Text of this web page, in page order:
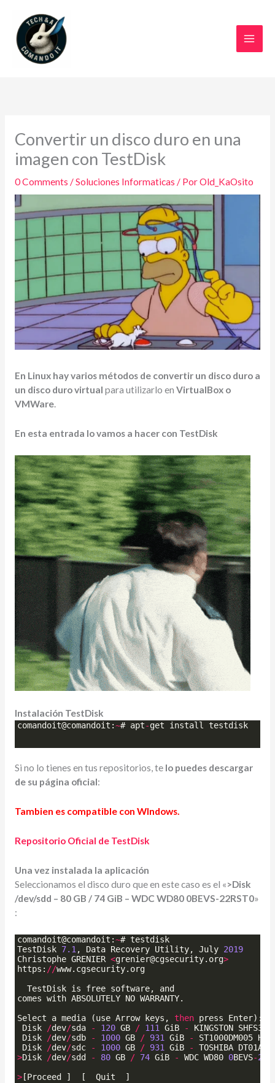
contenido
Convertir un disco duro en una
imagen con TestDisk
0 Comments /Soluciones Informaticas / PorOld_KaOsito
En Linux hay varios métodos de convertir un disco duro a
un disco duro virtual para utilizarlo en VirtualBox o
VMWare.
En esta entrada lo vamos a hacer con TestDisk
Instalación TestDisk
comandoit@comandoit :~# apt-get install testdisk
Si no lo tienes en tus repositorios, te lo puedes descargar
de su página oficial:
Tambien es compatible con WIndows.
Repositorio Oficial de TestDisk
Una vez instalada la aplicación
Seleccionamos el disco duro que en este caso es el «>Disk
/dev/sdd – 80 GB / 74 GiB – WDC WD80 0BEVS-22RST0»
:
comandoit@comandoit :~# testdisk
TestDisk 7.1, Data Recovery Utility, July 2019
Christophe GRENIER <grenier@cgsecurity. org>
https : //www. cgsecurity. org
TestDisk is free software, and
comes with ABSOLUTELY NO WARRANTY.
Select
a media (use Arrow keys , then press Enter) :
Disk /dev/sda - 120 GB / 111 GiB - KINGSTON
Disk /dev/sdb - 1000 GB / 931 GiB - ST1000DM005
Disk /dev/sdc - 1000 GB / 931 GiB - TOSHIBA
>Disk /dev/sdd - 80 GB / 74 GiB - WDC WD80 0BEVS-22
>[Proceed ] [ Quit ]